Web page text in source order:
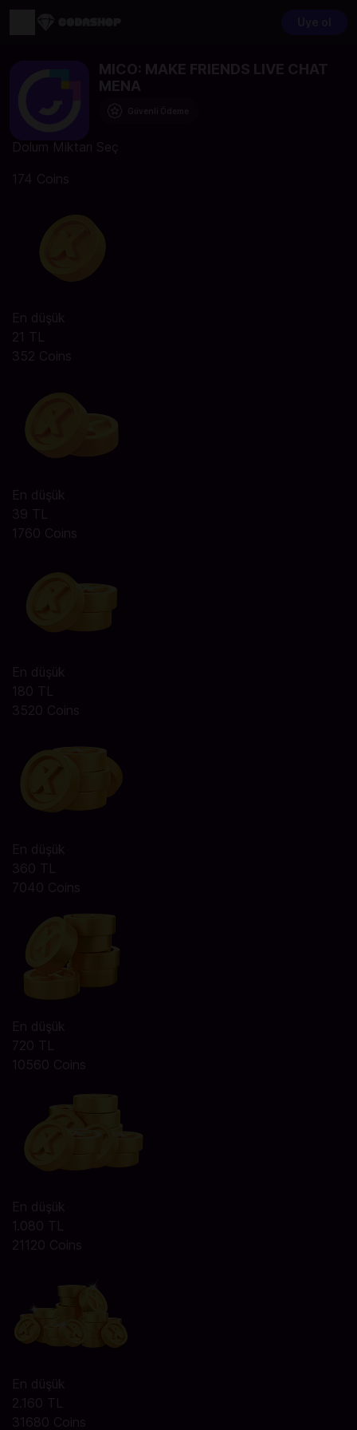
MICO: MAKE FRIENDS LIVE CHAT
MENA
Dolum Miktarı Seç
174 Coins
En düşük
21 TL
352 Coins
En düşük
39 TL
1760 Coins
En düşük
180 TL
3520 Coins
En düşük
360 TL
7040 Coins
En düşük
720 TL
10560 Coins
En düşük
1.080 TL
21120 Coins
En düşük
2.160 TL
31680 Coins